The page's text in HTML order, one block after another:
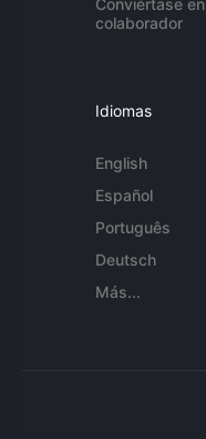
Conviértase en
colaborador
Idiomas
English
Español
Português
Deutsch
Más...